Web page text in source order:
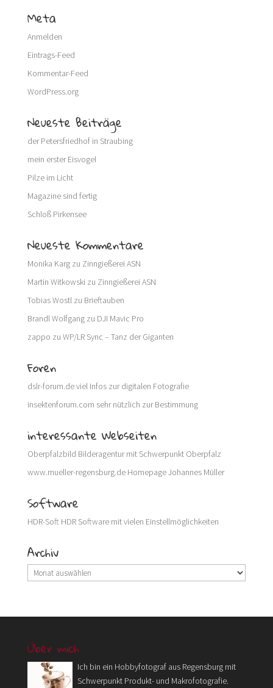
Meta
Anmelden
Eintrags-Feed
Kommentar-Feed
WordPress.org
Neueste Beiträge
der Petersfriedhof in Straubing
mein erster Eisvogel
Pilze im Licht
Magazine sind fertig
Schloß Pirkensee
Neueste Kommentare
Monika Kargzu Zinngießerei ASN
Martin Witkowski zu Zinngießerei ASN
Tobias Wostlzu Brieftauben
Brandl Wolfgangzu DJI Mavic Pro
zappo zu WP/LR Sync – Tanz der Giganten
Foren
dslr-forum.deviel Infos zur digitalen Fotografie
insektenforum.com sehr nützlich zur Bestimmung
interessante Webseiten
Oberpfalzbild Bilderagentur mit Schwerpunkt Oberpfalz
www.mueller-regensburg.deHomepage Johannes Müller
Software
HDR-SoftHDR Software mit vielen Einstellmöglichkeiten
Archiv
Archiv
Über mich
Ich bin ein Hobbyfotograf aus Regensburg mit
Schwerpunkt Produkt- und Makrofotografie.